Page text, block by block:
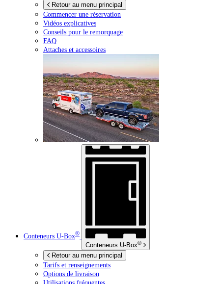
Retour au menu principal
Commencer une réservation
Vidéos explicatives
Conseils pour le remorquage
FAQ
Attaches et accessoires
Conteneurs U-Box®
Conteneurs U-Box®
Retour au menu principal
Tarifs et renseignements
Options de livraison
Utilisations fréquentes